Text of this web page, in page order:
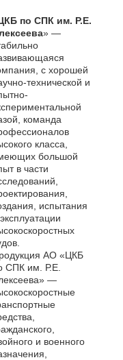
по СПК им. Р.Е.
» —
с хорошей
технической и
команда
класса,
большой
в части
испытания
АО «ЦКБ
СПК им. Р.Е.
—
и военного